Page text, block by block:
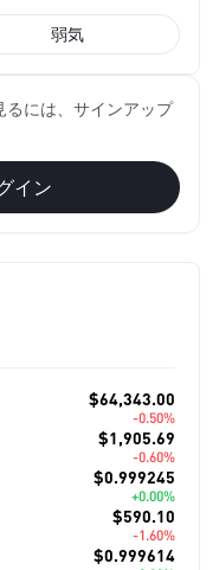
弱気
には、サインアップ
イン
$64,343.00
-0.50%
$1,905.69
-0.60%
$0.999245
+0.00%
$590.10
-1.60%
$0.999614